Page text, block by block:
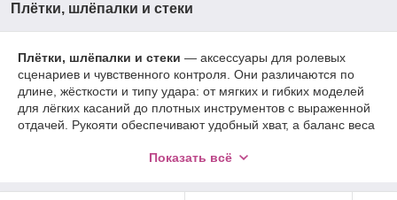
Плётки, шлёпалки и стеки
Плётки, шлёпалки и стеки — аксессуары для ролевых
сценариев и чувственного контроля. Они различаются по
длине, жёсткости и типу удара: от мягких и гибких моделей
для лёгких касаний до плотных инструментов с выраженной
отдачей. Рукояти обеспечивают удобный хват, а баланс веса
подбираются так, чтобы сочетать прочность и комфорт —
декоративной отделкой. Мягкие кромки и обработанные швы
Показать всё